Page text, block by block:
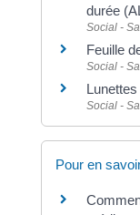
durée
Social -
Feuille
Social -
Social -
Pour en